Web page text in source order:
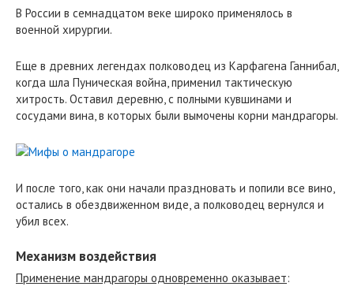
В России в семнадцатом веке широко применялось в
военной хирургии.
Еще в древних легендах полководец из Карфагена Ганнибал,
когда шла Пуническая война, применил тактическую
хитрость. Оставил деревню, с полными кувшинами и
сосудами вина, в которых были вымочены корни мандрагоры.
И после того, как они начали праздновать и попили все вино,
остались в обездвиженном виде, а полководец вернулся и
убил всех.
Механизм воздействия
Применение мандрагоры одновременно оказывает: